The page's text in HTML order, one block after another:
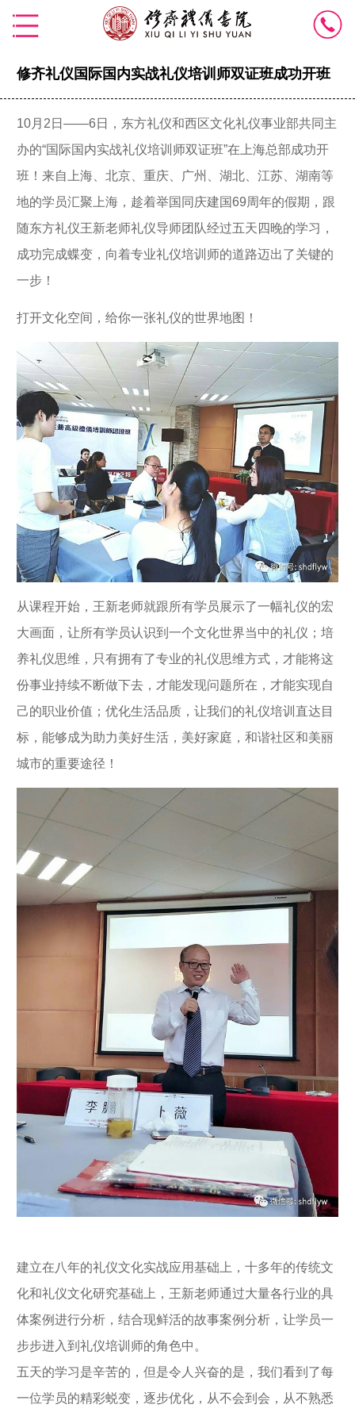
修齐礼仪国际国内实战礼仪培训师双证班成功开班
10月2日——6日，东方礼仪和西区文化礼仪事业部共同主
办的“国际国内实战礼仪培训师双证班”在上海总部成功开
班！来自上海、北京、重庆、广州、湖北、江苏、湖南等
地的学员汇聚上海，趁着举国同庆建国69周年的假期，跟
随东方礼仪王新老师礼仪导师团队经过五天四晚的学习，
成功完成蝶变，向着专业礼仪培训师的道路迈出了关键的
一步！
打开文化空间，给你一张礼仪的世界地图！
从课程开始，王新老师就跟所有学员展示了一幅礼仪的宏
大画面，让所有学员认识到一个文化世界当中的礼仪；培
养礼仪思维，只有拥有了专业的礼仪思维方式，才能将这
份事业持续不断做下去，才能发现问题所在，才能实现自
己的职业价值；优化生活品质，让我们的礼仪培训直达目
标，能够成为助力美好生活，美好家庭，和谐社区和美丽
城市的重要途径！
建立在八年的礼仪文化实战应用基础上，十多年的传统文
化和礼仪文化研究基础上，王新老师通过大量各行业的具
体案例进行分析，结合现鲜活的故事案例分析，让学员一
步步进入到礼仪培训师的角色中。
五天的学习是辛苦的，但是令人兴奋的是，我们看到了每
一位学员的精彩蜕变，逐步优化，从不会到会，从不熟悉